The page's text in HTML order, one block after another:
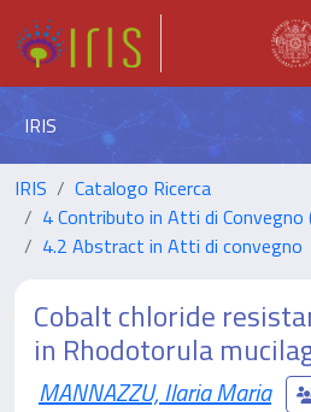
IRIS
IRIS
Catalogo Ricerca
4 Contributo in Atti di Convegno
4.2 Abstract in Atti di convegno
Cobalt chloride
in Rhodotorula
MANNAZZU, Ilaria Maria